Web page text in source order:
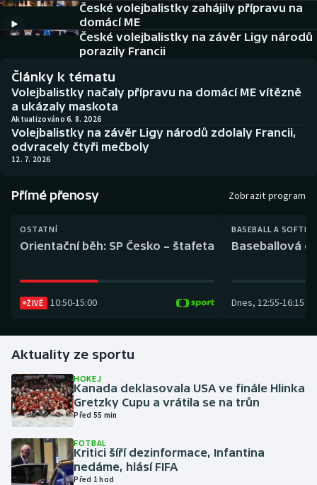
Baseball a softbal
Biatlon
Boby a skeleton
Box
Curling
Dostihy
Gymnastika
Házená
Jezdectví
Judo
Historické návraty
Aplikace ČT sport
AZ kvíz
České volejbalistky zahájily přípravu na
domácí ME
České volejbalistky na závěr Ligy národů
porazily Francii
Články k tématu
Volejbalistky načaly přípravu na domácí ME vítězně
a ukázaly maskota
Aktualizováno 6. 8. 2026
Volejbalistky na závěr Ligy národů zdolaly Francii,
odvracely čtyři mečboly
12. 7. 2026
Přímé přenosy Zobrazit program
OSTATNÍ
Orientační běh: SP Česko – štafeta
ŽIVĚ 10:50-15:00
BASEBALL A
Baseballová
Dnes, 12:55-16:15
Aktuality ze sportu
HOKEJ
Kanada deklasovala USA ve finále Hlinka
Gretzky Cupu a vrátila se na trůn
Před 55 min
FOTBAL
Kritici šíří dezinformace, Infantina
nedáme, hlásí FIFA
Před 1 hod